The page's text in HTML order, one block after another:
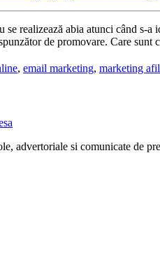
realizează abia atunci când s-
de promovare. Care
, email marketing, marketing
advertoriale si comunicate de